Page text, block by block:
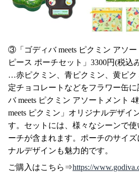
③「ゴディバ meets ピクミン アソー
ピース ポーチセット」3300円(税込
…赤ピクミン、青ピクミン、黄ピク
定チョコレートなどをフラワー缶
バ meets ピクミン アソートメント
meets ピクミン」オリジナルデザイ
す。セットには、様々なシーンで
ーチが含まれます。ポーチのサイ
ナルデザインも魅力的です。
ご購入はこちら⇒https://